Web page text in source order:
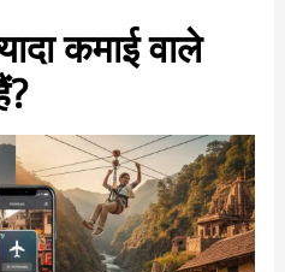
कमाई वाले